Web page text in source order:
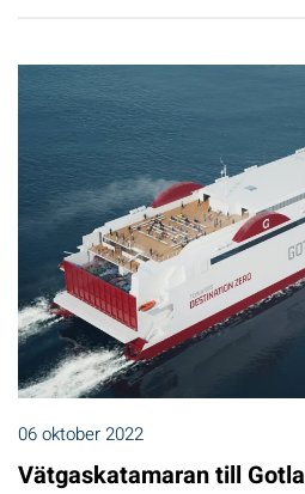
06 oktober 2022
Vätgaskatamaran till